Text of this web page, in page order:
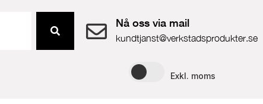
Nå oss via mail
kundtjanst@verkstadsprodukter.se
Exkl. moms